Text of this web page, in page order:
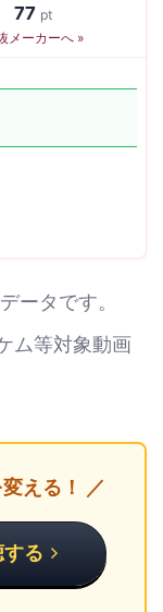
77 pt
メーカーへ »
ータです。
ム等対象動画
える！ ／
る